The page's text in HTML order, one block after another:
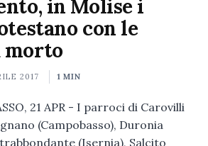
in Molise i
con le
morto
2017 1 MIN
21 APR - I parroci di Carovilli
(Campobasso), Duronia
(Isernia), Salcito